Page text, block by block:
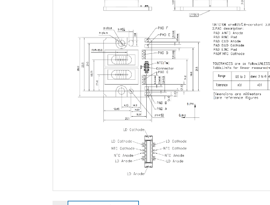
374nm-405nm紫外激光二极管
445nm-520nm蓝绿光激光二极管
633nm-690nm红光激光二极管
705nm-852nm近红外激光二极管